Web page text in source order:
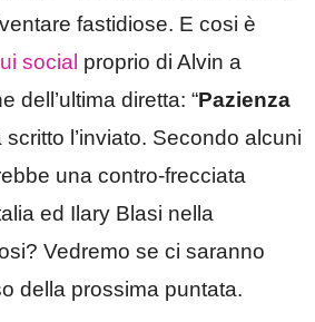
fastidiose. E cosi è
social proprio di Alvin a
dell’ultima diretta: “Pazienza
scritto l’inviato. Secondo alcuni
una contro-frecciata
ed Ilary Blasi nella
Vedremo se ci saranno
della prossima puntata.